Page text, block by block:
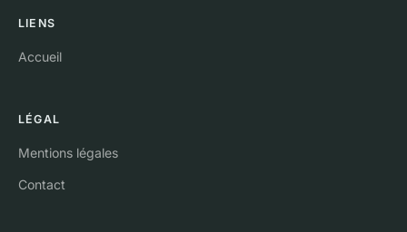
LIENS
Accueil
LÉGAL
Mentions légales
Contact